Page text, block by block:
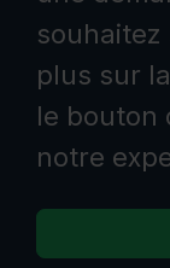
plus sur
le bouton
notre